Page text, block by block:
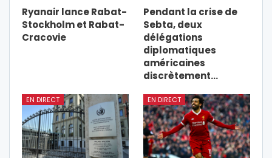
Ryanair lance Rabat-
Stockholm et Rabat-
Cracovie
Pendant la crise de
Sebta, deux
délégations
diplomatiques
américaines
discrètement…
EN DIRECT EN DIRECT